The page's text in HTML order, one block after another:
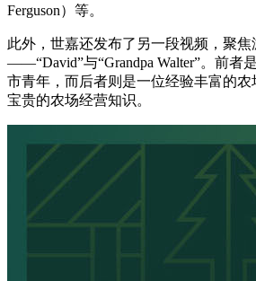
Ferguson）等。
此外，世嘉还发布了另一段视频，聚
——“David”与“Grandpa Walter”。前者
市青年，而后者则是一位经验丰富的
宝贵的农场经营知识。